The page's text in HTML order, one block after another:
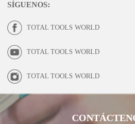
SÍGUENOS:
TOTAL TOOLS WORLD
TOTAL TOOLS WORLD
TOTAL TOOLS WORLD